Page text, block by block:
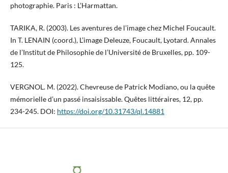
photographie. Paris : L’Harmattan.
TARIKA, R. (2003). Les aventures de l’image chez Michel Foucault.
In T. LENAIN (coord.), L’image Deleuze, Foucault, Lyotard. Annales
de l’Institut de Philosophie de l’Université de Bruxelles, pp. 109-
125.
VERGNOL. M. (2022). Chevreuse de Patrick Modiano, ou la quête
mémorielle d’un passé insaisissable. Quêtes littéraires, 12, pp.
234-245. DOI: https://doi.org/10.31743/ql.14881